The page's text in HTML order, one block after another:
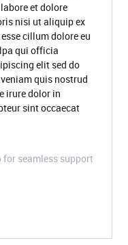
et dolore
nisi ut aliquip ex
cillum dolore eu
qui officia
elit sed do
quis nostrud
irure dolor in
sint occaecat
seamless support